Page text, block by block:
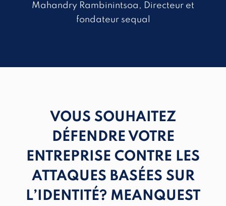
Mahandry Rambinintsoa, Directeur et
fondateur sequal
VOUS SOUHAITEZ
DÉFENDRE VOTRE
ENTREPRISE CONTRE LES
ATTAQUES BASÉES SUR
L’IDENTITÉ? MEANQUEST